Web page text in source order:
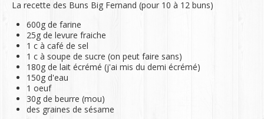
La recette des Buns Big Fernand (pour 10 à 12 buns)
600g de farine
25g de levure fraiche
1 c à café de sel
1 c à soupe de sucre (on peut faire sans)
180g de lait écrémé (j'ai mis du demi écrémé)
150g d'eau
1 oeuf
30g de beurre (mou)
des graines de sésame